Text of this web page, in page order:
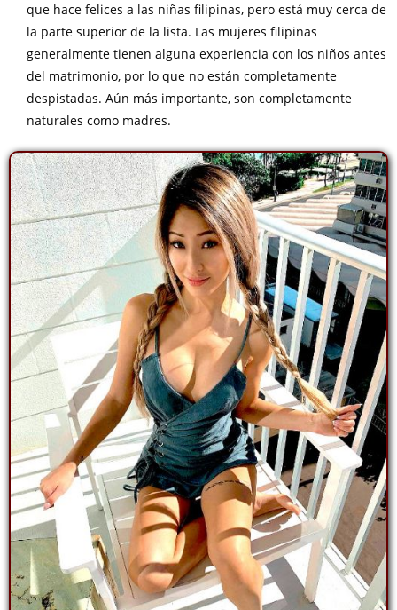
que hace felices a las niñas filipinas, pero está muy cerca de
la parte superior de la lista. Las mujeres filipinas
generalmente tienen alguna experiencia con los niños antes
del matrimonio, por lo que no están completamente
despistadas. Aún más importante, son completamente
naturales como madres.